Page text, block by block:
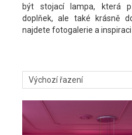
být stojací lampa, která
doplňek, ale také krásně
najdete fotogalerie a